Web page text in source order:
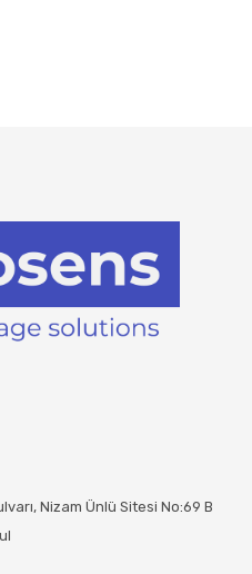
Nizam Ünlü Sitesi No:69 B